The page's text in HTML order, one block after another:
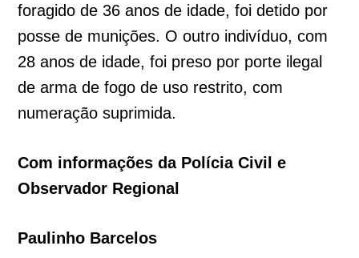
foragido de 36 anos de idade, foi detido por
posse de munições. O outro indivíduo, com
28 anos de idade, foi preso por porte ilegal
de arma de fogo de uso restrito, com
numeração suprimida.
Com informações da Polícia Civil e
Observador Regional
Paulinho Barcelos